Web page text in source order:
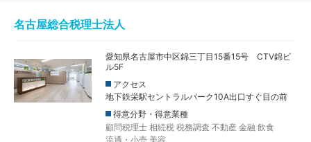
名古屋総合税理士法人
愛知県名古屋市中区錦三丁目15番15号 CTV錦ビ
ル5F
アクセス
地下鉄栄駅セントラルパーク10A出口すぐ目の前
得意分野・得意業種
顧問税理士 相続税 税務調査 不動産 金融 飲食
流通・小売 美容